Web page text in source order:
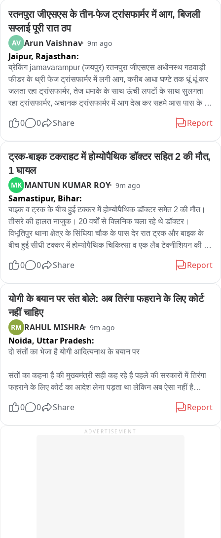
रतनपुरा जीएसएस के तीन-फेज ट्रांसफार्मर में आग, बिजली
सप्लाई पूरी रात ठप
AV Arun Vaishnav 9m ago
Jaipur, Rajasthan:
ब्रेकिंग jamavarampur (जयपुर) रतनपुरा जीएसएस अधीनस्थ गठवाड़ी
फीडर के थ्री फेज ट्रांसफार्मर में लगी आग, करीब आधा घण्टे तक धूं धूं कर
जलता रहा ट्रांसफार्मर, तेज धमाके के साथ ऊंची लपटों के साथ सुलगता
रहा ट्रांसफार्मर, अचानक ट्रांसफार्मर में आग देख कर सहमे आस पास के
गठवाड़ी ग्रामीण फीडर में पूरी रात ठप रही बिजली आपूर्ति, पहले भी
अभियंता अधीनस्थ आता है रतनपुरा जीएसएस
0 0 Share Report
ट्रक-बाइक टकराहट में होम्योपैथिक डॉक्टर सहित 2 की मौत,
1 घायल
MK MANTUN KUMAR ROY 9m ago
Samastipur, Bihar:
बाइक व ट्रक के बीच हुई टक्कर में होम्योपैथिक डॉक्टर समेत 2 की मौत।
तीसरे की हालत नाजुक। 20 वर्षों से क्लिनिक चला रहे थे डॉक्टर।
विभूतिपुर थाना क्षेत्र के सिंघिया चौक के पास देर रात ट्रक और बाइक के
बीच हुई सीधी टक्कर में होम्योपैथिक चिकित्सा व एक लैब टेक्नीशियन की
क्लिनिक में चल रहा है। मृतक की पहचान एकडारा गांव के गौतम कुमार के
भरपुर गांव के कुणाल कुमार के रूप में है, जो लैब टेक्नीशियन थे। घटना के
बाद पुलिस ने शव का पंचनामा बनाकर पोस्टमार्टम के लिए अस्पताल भेजा।
ग्रामीणों के अनुसार गौतम कुमार करीब 20 सालों से क्लिनिक चला रहे थे
और उनके क्लीनिक में लोगों का आना-जाना था। दुर्घटना के बाद स्थिति
गंभीर बनी हुई है और दुर्घटनाग्रस्त वाहन को भी जब्त कर लिया गया है।
प्राथमिकी दर्ज की जा रही है।
0 0 Share Report
योगी के बयान पर संत बोले: अब तिरंगा फहराने के लिए कोर्ट
नहीं चाहिए
RM RAHUL MISHRA 9m ago
Noida, Uttar Pradesh:
दो संतों का भेजा है योगी आदित्यनाथ के बयान पर
संतों का कहना है की मुख्यमंत्री सही कह रहे है पहले की सरकारों में तिरंगा
फहराने के लिए कोर्ट का आदेश लेना पड़ता था लेकिन अब ऐसा नहीं है
राष्ट्री गीत का भी अपमान करते हुए लोगो को देखा गया है इसपर रोक होनी
0 0 Share Report
ADVERTISEMENT